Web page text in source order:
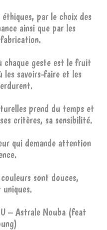
par le choix des
ainsi que par les
chaque geste est le fruit
les savoirs-faire et les
prend du temps et
critères, sa sensibilité.
qui demande attention
sont douces,
– Astrale Nouba (feat